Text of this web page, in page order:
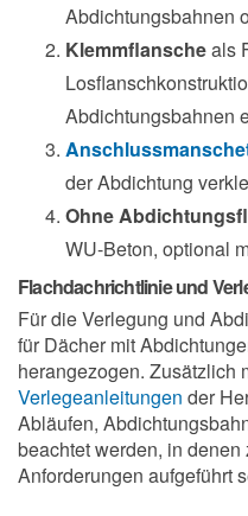
Abdichtungsbahnen
Klemmflanscheals
Abdichtungsbahnen
der Abdichtung
Ohne
WU-Beton, optional
Flachdachrichtlinie und
Für die Verlegung und
für Dächer mit
herangezogen. Zusätzlich
Verlegeanleitungen der
Abläufen,
beachtet werden, in
Anforderungen aufgeführt